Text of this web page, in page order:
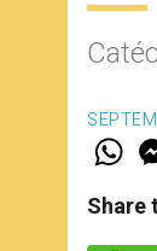
W
t
s
Share